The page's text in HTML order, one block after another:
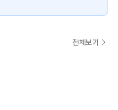
전체보기